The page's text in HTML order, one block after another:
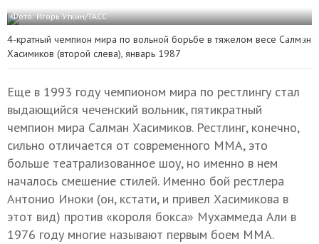
Фото: Игорь Уткин/ТАСС
4-кратный чемпион мира по вольной борьбе в тяжелом весе Салман
Хасимиков (второй слева), январь 1987
Еще в 1993 году чемпионом мира по рестлингу стал
выдающийся чеченский вольник, пятикратный
чемпион мира Салман Хасимиков. Рестлинг, конечно,
сильно отличается от современного ММА, это
больше театрализованное шоу, но именно в нем
началось смешение стилей. Именно бой рестлера
Антонио Иноки (он, кстати, и привел Хасимикова в
этот вид) против «короля бокса» Мухаммеда Али в
1976 году многие называют первым боем ММА.